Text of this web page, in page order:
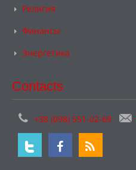
Религия
Финансы
Энергетика
Contacts
+38 (098) 551-02-69